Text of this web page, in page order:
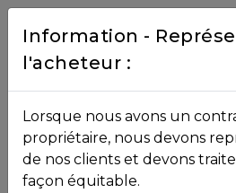
Contact
NOS
PROPRIÉTÉS
Toutes les propriétés
, , ,
Information -
l'acheteur :
Lorsque nous avons un
propriétaire, nous devons
de nos clients et devons
façon équitable.